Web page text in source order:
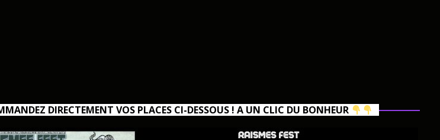
DIRECTEMENT VOS PLACES CI-DESSOUS ! A UN CLIC DU BONHEUR